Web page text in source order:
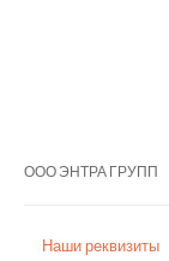
ООО ЭНТРА ГРУПП
Наши реквизиты